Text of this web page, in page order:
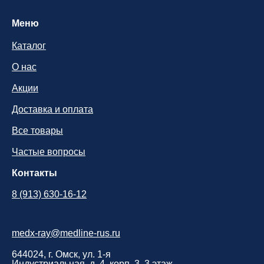
Меню
Каталог
О нас
Акции
Доставка и оплата
Контакты
8 (913) 630-16-12
medx-ray@medline-rus.ru
644024, г. Омск, ул. 1-я
Все товары
Частые вопросы